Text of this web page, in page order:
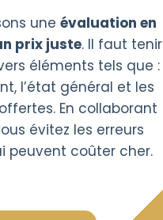
une évaluation en
prix juste. Il faut tenir
éléments tels que :
l’état général et les
En collaborant
évitez les erreurs
peuvent coûter cher.